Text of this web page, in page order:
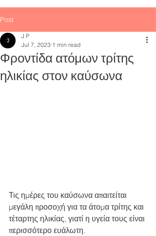
Post
Φροντίδα ατόμων τρίτης
ηλικίας στον καύσωνα
J P
Jul 7, 2023 1 min read
Τις ημέρες του καύσωνα απαιτείται
μεγάλη προσοχή για τα άτομα τρίτης και
τέταρτης ηλικίας, γιατί η υγεία τους είναι
περισσότερο ευάλωτη.